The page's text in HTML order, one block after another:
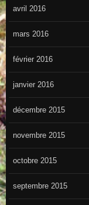
avril 2016
mars 2016
février 2016
janvier 2016
décembre 2015
novembre 2015
octobre 2015
septembre 2015